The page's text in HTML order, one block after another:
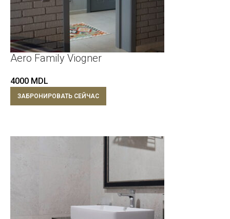
Aero Family Viogner
4000 MDL
ЗАБРОНИРОВАТЬ СЕЙЧАС